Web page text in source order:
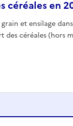
céréales en
et ensilage
des céréales (hors